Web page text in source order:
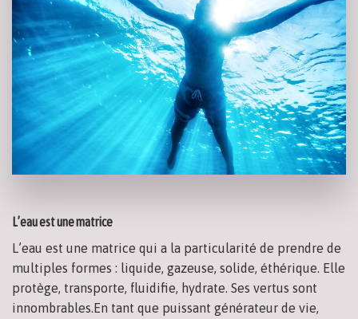
L’eau est une matrice
L’eau est une matrice qui a la particularité de prendre de
multiples formes : liquide, gazeuse, solide, éthérique. Elle
protège, transporte, fluidifie, hydrate. Ses vertus sont
innombrables.En tant que puissant générateur de vie,